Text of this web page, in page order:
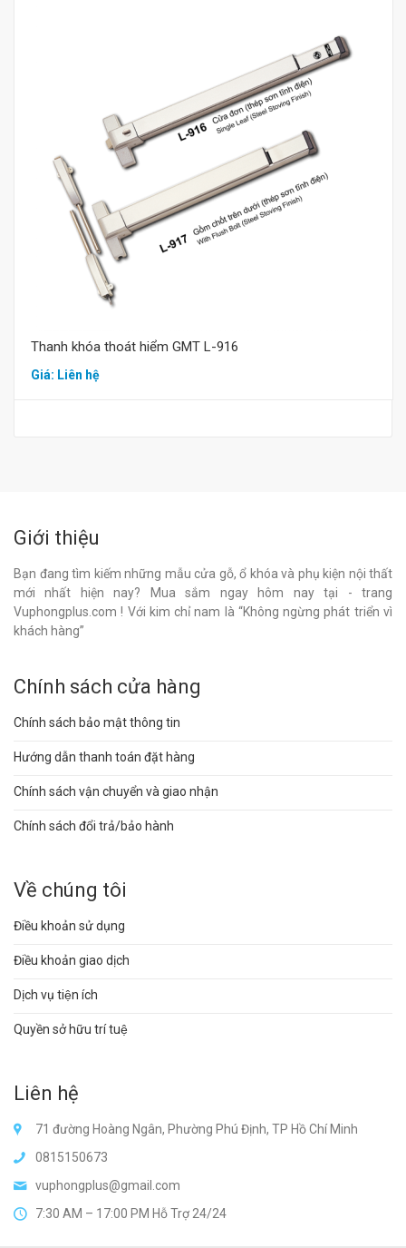
Mua hàng
Thanh khóa thoát hiểm GMT L-916
Giá: Liên hệ
Giới thiệu
Bạn đang tìm kiếm những mẫu cửa gỗ, ổ khóa và phụ kiện nội thất
mới nhất hiện nay? Mua sắm ngay hôm nay tại - trang
Vuphongplus.com ! Với kim chỉ nam là “Không ngừng phát triển vì
khách hàng”
Chính sách cửa hàng
Chính sách bảo mật thông tin
Hướng dẫn thanh toán đặt hàng
Chính sách vận chuyển và giao nhận
Chính sách đổi trả/bảo hành
Về chúng tôi
Điều khoản sử dụng
Điều khoản giao dịch
Dịch vụ tiện ích
Quyền sở hữu trí tuệ
Liên hệ
71 đường Hoàng Ngân, Phường Phú Định, TP Hồ Chí Minh
0815150673
vuphongplus@gmail.com
7:30 AM – 17:00 PM Hỗ Trợ 24/24